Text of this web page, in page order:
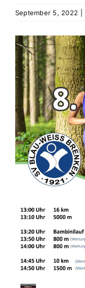
September 5, 2022